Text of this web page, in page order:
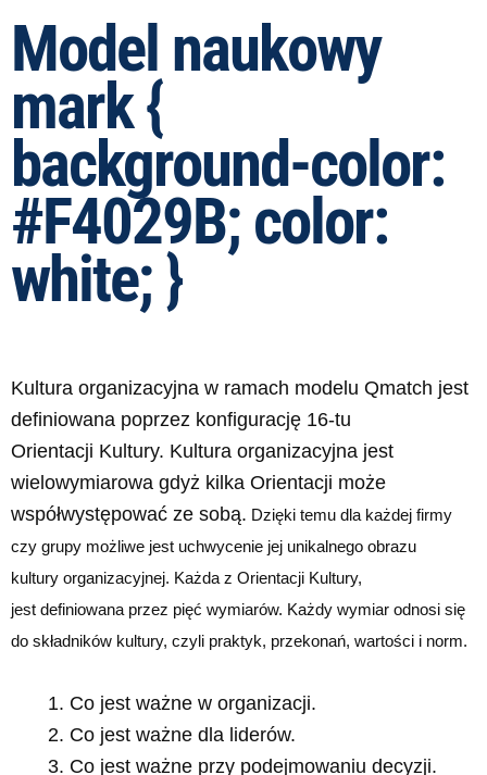
Model naukowy
mark {
background-color:
#F4029B; color:
white; }
Kultura organizacyjna w ramach modelu Qmatch jest
definiowana poprzez konfigurację 16-tu
Orientacji Kultury. Kultura organizacyjna jest
wielowymiarowa gdyż kilka Orientacji może
współwystępować ze sobą. Dzięki temu dla każdej firmy
czy grupy możliwe jest uchwycenie jej unikalnego obrazu
kultury organizacyjnej. Każda z Orientacji Kultury,
jest definiowana przez pięć wymiarów. Każdy wymiar odnosi się
do składników kultury, czyli praktyk, przekonań, wartości i norm.
Co jest ważne w organizacji.
Co jest ważne dla liderów.
Co jest ważne przy podejmowaniu decyzji.